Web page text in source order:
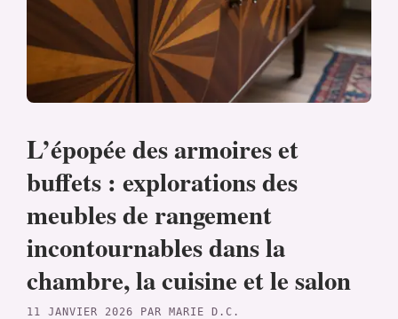
L’épopée des armoires et
buffets : explorations des
meubles de rangement
incontournables dans la
chambre, la cuisine et le salon
11 JANVIER 2026 PAR MARIE D.C.